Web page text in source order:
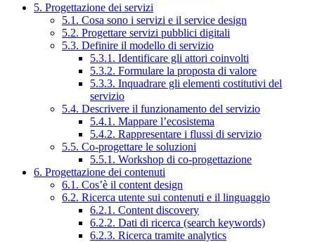
5. Progettazione dei servizi
5.1. Cosa sono i servizi e il service design
5.2. Progettare servizi pubblici digitali
5.3. Definire il modello di servizio
5.3.1. Identificare gli attori coinvolti
5.3.2. Formulare la proposta di valore
5.3.3. Inquadrare gli elementi costitutivi del
servizio
5.4. Descrivere il funzionamento del servizio
5.4.1. Mappare l’ecosistema
5.4.2. Rappresentare i flussi di servizio
5.5. Co-progettare le soluzioni
5.5.1. Workshop di co-progettazione
6. Progettazione dei contenuti
6.1. Cos’è il content design
6.2. Ricerca utente sui contenuti e il linguaggio
6.2.1. Content discovery
6.2.2. Dati di ricerca (search keywords)
6.2.3. Ricerca tramite analytics